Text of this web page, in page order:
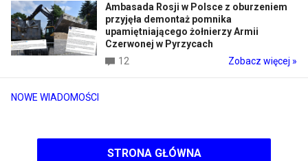
NOWE WIADOMOŚCI
Ambasada Rosji w Polsce z oburzeniem
przyjęła demontaż pomnika
upamiętniającego żołnierzy Armii
Czerwonej w Pyrzycach
12
Zobacz więcej »
STRONA GŁÓWNA